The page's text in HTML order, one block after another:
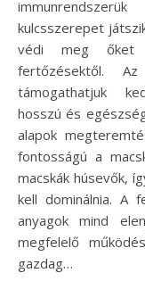
kulcsszerepet
védi meg őket
fertőzésektől. Az
támogathatjuk
hosszú és
alapok
fontosságú a
macskák húsevők,
kell dominálnia. A
anyagok mind
megfelelő
gazdag…